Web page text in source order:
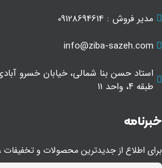
مدیر فروش : 09128694614
info@ziba-sazeh.com
طبقه ۴، واحد ۱۱
اطلاع از جدیدترین محصولات و تخفیفات ،